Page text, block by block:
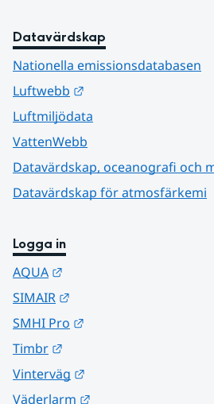
Datavärdskap
Nationella emissionsdatabasen
Luftwebb
Luftmiljödata
VattenWebb
Datavärdskap, oceanografi och
Datavärdskap för atmosfärkemi
Logga in
AQUA
SIMAIR
SMHI Pro
Timbr
Vinterväg
Väderlarm